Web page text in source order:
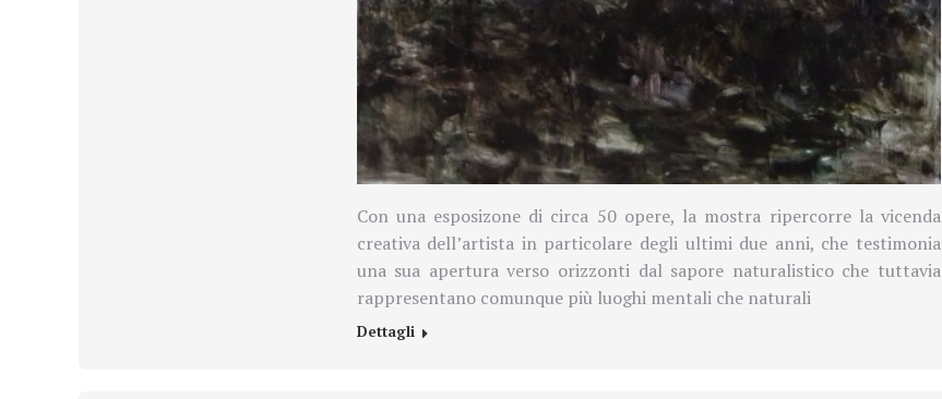
Con una esposizone di circa 50 opere, la mostra ripercorre la vicenda
creativa dell’artista in particolare degli ultimi due anni, che testimonia
una sua apertura verso orizzonti dal sapore naturalistico che tuttavia
rappresentano comunque più luoghi mentali che naturali
Dettagli